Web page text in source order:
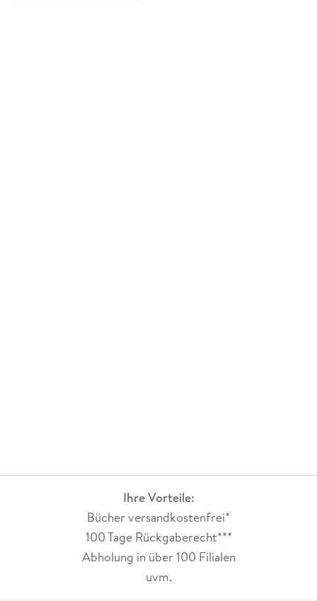
Ihre Vorteile:
Bücher versandkostenfrei*
100 Tage Rückgaberecht***
Abholung in über 100 Filialen
uvm.